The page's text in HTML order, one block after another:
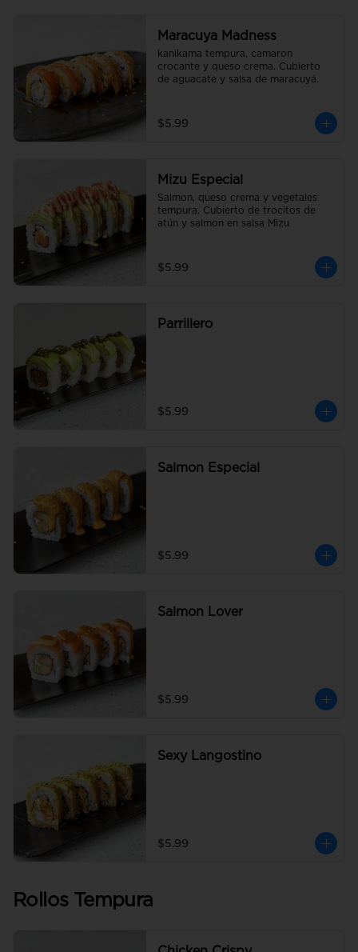
Maracuya Madness
kanikama tempura, camaron
crocante y queso crema. Cubierto
de aguacate y salsa de maracuyá.
$5.99
Mizu Especial
Salmon, queso crema y vegetales
tempura. Cubierto de trocitos de
atún y salmon en salsa Mizu
$5.99
Parrillero
$5.99
Salmon Especial
$5.99
Salmon Lover
$5.99
Sexy Langostino
$5.99
Rollos Tempura